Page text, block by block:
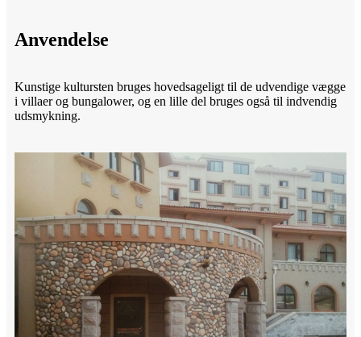
Anvendelse
Kunstige kultursten bruges hovedsageligt til de udvendige vægge
i villaer og bungalower, og en lille del bruges også til indvendig
udsmykning.